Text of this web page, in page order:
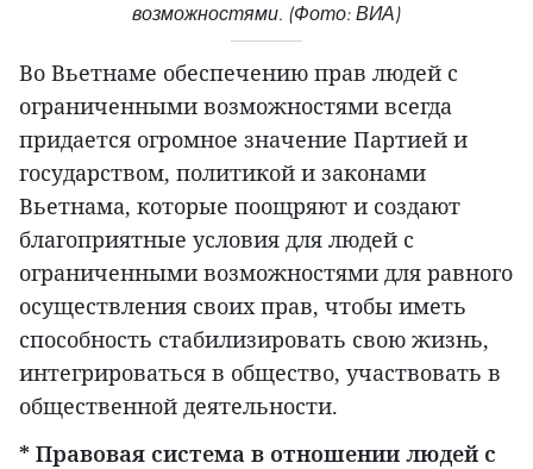
возможностями. (Фото: ВИА)
Во Вьетнаме обеспечению прав людей с
ограниченными возможностями всегда
придается огромное значение Партией и
государством, политикой и законами
Вьетнама, которые поощряют и создают
благоприятные условия для людей с
ограниченными возможностями для равного
осуществления своих прав, чтобы иметь
способность стабилизировать свою жизнь,
интегрироваться в общество, участвовать в
общественной деятельности.
* Правовая система в отношении людей с